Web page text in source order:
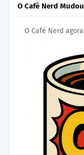
O Café Nerd Mudou
O Café Nerd